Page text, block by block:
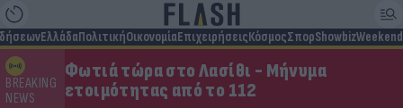
ΕλλάδαΠολιτικήΟικονομίαΕπιχειρήσειςΚόσμοςΣπορShowbizWeekend
BREAKING
NEWS
Φωτιά τώρα στο Λασίθι - Μήνυμα
ετοιμότητας από το 112